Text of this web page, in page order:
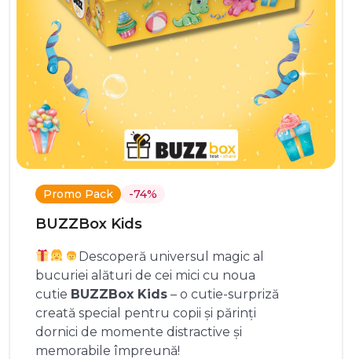
Promo Pack -74%
BUZZBox Kids
Descoperă universul magic al
bucuriei alături de cei mici cu noua
cutie BUZZBox Kids – o cutie-surpriză
creată special pentru copii și părinți
dornici de momente distractive și
memorabile împreună!